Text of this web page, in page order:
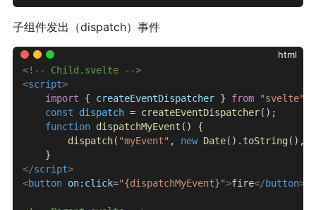
子组件发出（dispatch）事件
html
<!-- Child.svelte -->
<script>
    import
{ createEventDispatcher } from "svelte"
    const
dispatch = createEventDispatcher();
    function
dispatchMyEvent () {
        dispatch
( "myEvent" , new Date(). toString(),
    }
</script>
<button on:click="{dispatchMyEvent}">fire</button>